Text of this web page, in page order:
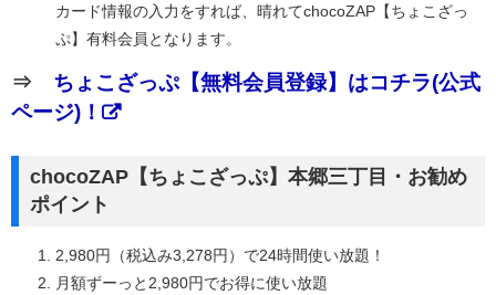
カード情報の入力をすれば、晴れてchocoZAP【ちょこざっ
ぷ】有料会員となります。
⇒ ちょこざっぷ【無料会員登録】はコチラ(公式
ページ)！
chocoZAP【ちょこざっぷ】本郷三丁目・お勧め
ポイント
2,980円（税込み3,278円）で24時間使い放題！
月額ずーっと2,980円でお得に使い放題